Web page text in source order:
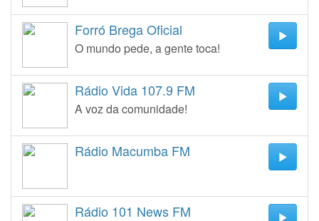
Forró Brega Oficial
O mundo pede, a gente toca!
Rádio Vida 107.9 FM
A voz da comunidade!
Rádio Macumba FM
Rádio 101 News FM